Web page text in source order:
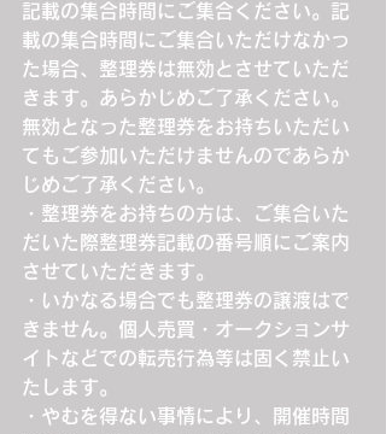
記載の集合時間にご集合ください。記
載の集合時間にご集合いただけなかっ
た場合、整理券は無効とさせていただ
きます。あらかじめご了承ください。
無効となった整理券をお持ちいただい
てもご参加いただけませんのであらか
じめご了承ください。
・整理券をお持ちの方は、ご集合いた
だいた際整理券記載の番号順にご案内
させていただきます。
・いかなる場合でも整理券の譲渡はで
きません。個人売買・オークションサ
イトなどでの転売行為等は固く禁止い
たします。
・やむを得ない事情により、開催時間